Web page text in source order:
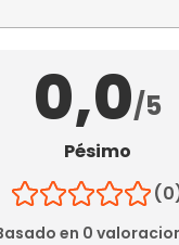
0,0/5
Pésimo
en 0